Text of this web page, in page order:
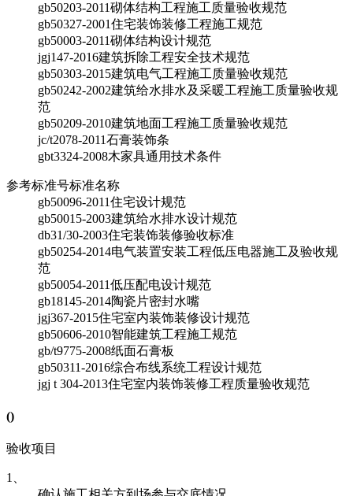
gb50203-2011砌体结构工程施工质量验收规范
gb50327-2001住宅装饰装修工程施工规范
gb50003-2011砌体结构设计规范
jgj147-2016建筑拆除工程安全技术规范
gb50303-2015建筑电气工程施工质量验收规范
gb50242-2002建筑给水排水及采暖工程施工质量验收规
范
gb50209-2010建筑地面工程施工质量验收规范
jc/t2078-2011石膏装饰条
gbt3324-2008木家具通用技术条件
参考标准号标准名称
gb50096-2011住宅设计规范
gb50015-2003建筑给水排水设计规范
db31/30-2003住宅装饰装修验收标准
gb50254-2014电气装置安装工程低压电器施工及验收规
范
gb50054-2011低压配电设计规范
gb18145-2014陶瓷片密封水嘴
jgj367-2015住宅室内装饰装修设计规范
gb50606-2010智能建筑工程施工规范
gb/t9775-2008纸面石膏板
gb50311-2016综合布线系统工程设计规范
jgj t 304-2013住宅室内装饰装修工程质量验收规范
()
验收项目
1、